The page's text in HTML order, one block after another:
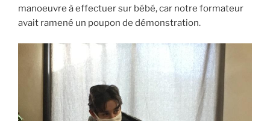
manoeuvre à effectuer sur bébé, car notre formateur
avait ramené un poupon de démonstration.